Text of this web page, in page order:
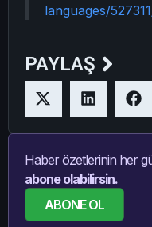
languages/
PAYLAŞ
Haber özetlerinin her
abone olabilirsin.
ABONE OL